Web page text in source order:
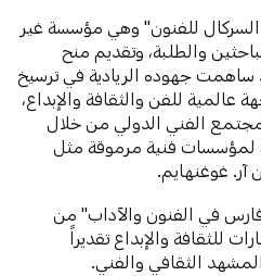
"مؤسسة السركال للفنون" وهي مؤسسة غير
والطلبة، وتقديم منح
جهوده الريادية في ترسيخ
عالمية للفن والثقافة والإبداع،
الفني الدولي من خلال
لمؤسسات فنية مرموقة مثل
غوغنهايم.
في الفنون والآداب" من
للثقافة والإبداع تقديراً
الثقافي والفني.